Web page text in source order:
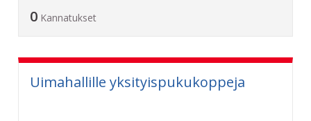
0 Kannatukset
Uimahallille yksityispukukoppeja